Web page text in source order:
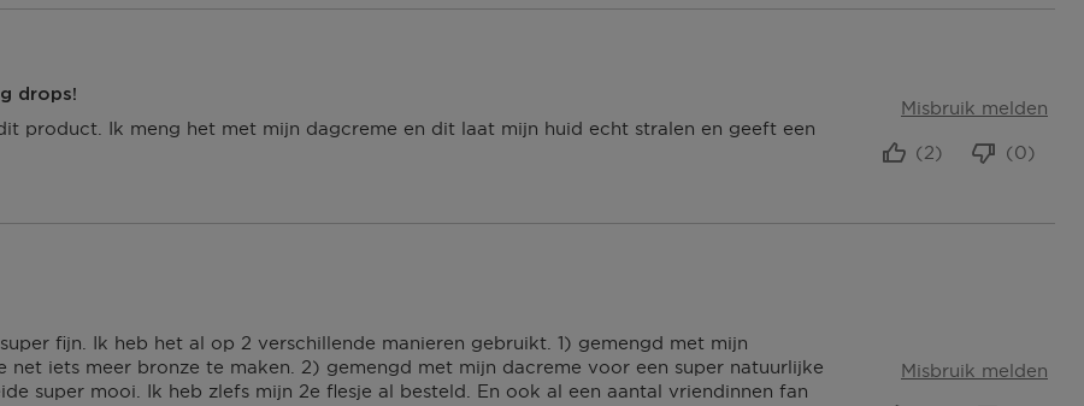
drops!
product. Ik meng het met mijn dagcreme en dit laat mijn huid echt stralen en geeft een
Misbruik melden
(0)
(2)
fijn. Ik heb het al op 2 verschillende manieren gebruikt. 1) gemengd met mijn
net iets meer bronze te maken. 2) gemengd met mijn dacreme voor een super natuurlijke
super mooi. Ik heb zlefs mijn 2e flesje al besteld. En ook al een aantal vriendinnen fan
Misbruik melden